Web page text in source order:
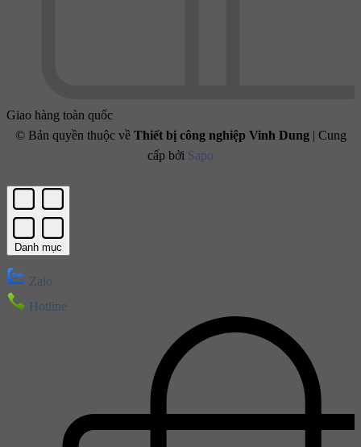
Giao hàng toàn quốc
© Bản quyền thuộc về Thiết bị công nghiệp Vinh Dung | Cung
cấp bởi Sapo
Danh mục
Zalo
Hotline